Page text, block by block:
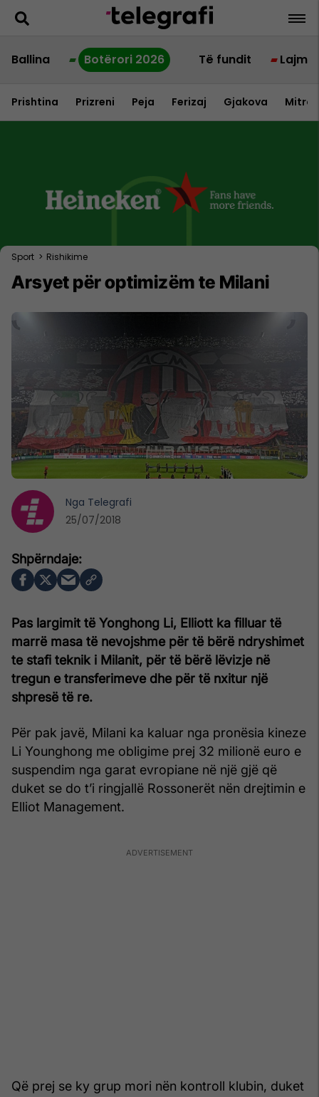
Ballina Botërori 2026 Të fundit Lajme
Prishtina Prizreni Peja Ferizaj Gjakova
Sport > Rishikime
Arsyet për optimizëm te Milani
Pas largimit të Yonghong Li, Elliott ka filluar të
marrë masa të nevojshme për të bërë ndryshimet
te stafi teknik i Milanit, për të bërë lëvizje në
tregun e transferimeve dhe për të nxitur një
shpresë të re.
Për pak javë, Milani ka kaluar nga pronësia kineze
Li Younghong me obligime prej 32 milionë euro e
suspendim nga garat evropiane në një gjë që
duket se do t’i ringjallë Rossonerët nën drejtimin e
Elliot Management.
Që prej se ky grup mori nën kontroll klubin, duket
Nga Telegrafi
25/07/2018